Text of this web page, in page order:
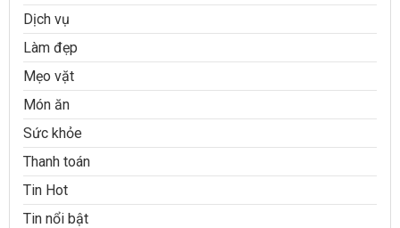
Dịch vụ
Làm đẹp
Mẹo vặt
Món ăn
Sức khỏe
Thanh toán
Tin Hot
Tin nổi bật